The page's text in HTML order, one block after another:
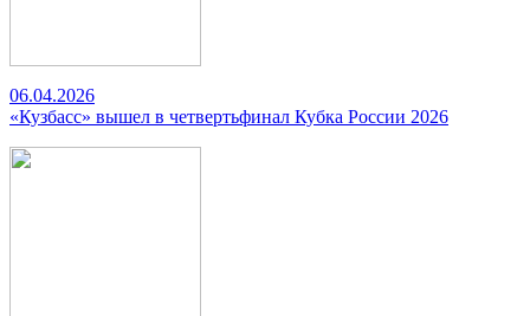
06.04.2026
«Кузбасс» вышел в четвертьфинал Кубка России 2026